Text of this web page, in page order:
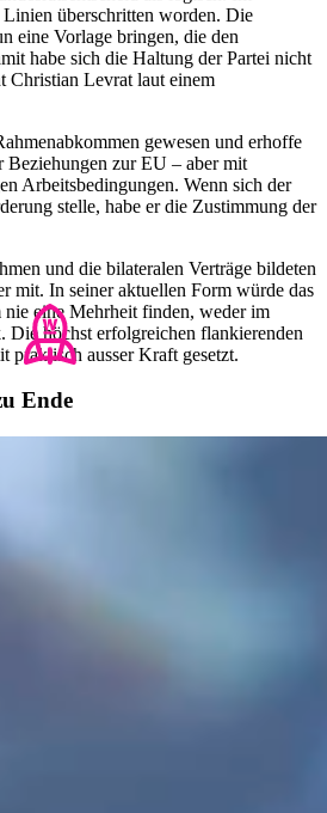
überschritten worden. Die
eine Vorlage bringen, die den
habe sich die Haltung der Partei nicht
Christian Levrat laut einem
gewesen und erhoffe
Beziehungen zur EU – aber mit
Arbeitsbedingungen. Wenn sich der
stelle, habe er die Zustimmung der
und die bilateralen Verträge bildeten
mit. In seiner aktuellen Form würde das
nie eine Mehrheit finden, weder im
Die höchst erfolgreichen flankierenden
praktisch ausser Kraft gesetzt.
Ende